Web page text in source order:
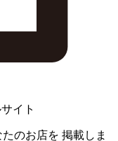
イト
たのお店を 掲載しま